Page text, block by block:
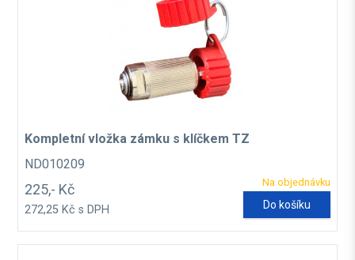
Kompletní vložka zámku s klíčkem TZ
ND010209
Na objednávku
225,- Kč
272,25 Kč s DPH Do košíku